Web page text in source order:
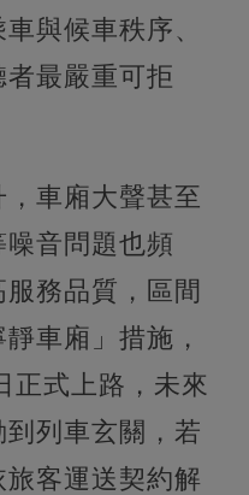
與候車秩序、
最嚴重可拒
車廂大聲甚至
音問題也頻
務品質，區間
車廂」措施，
正式上路，未來
列車玄關，若
客運送契約解